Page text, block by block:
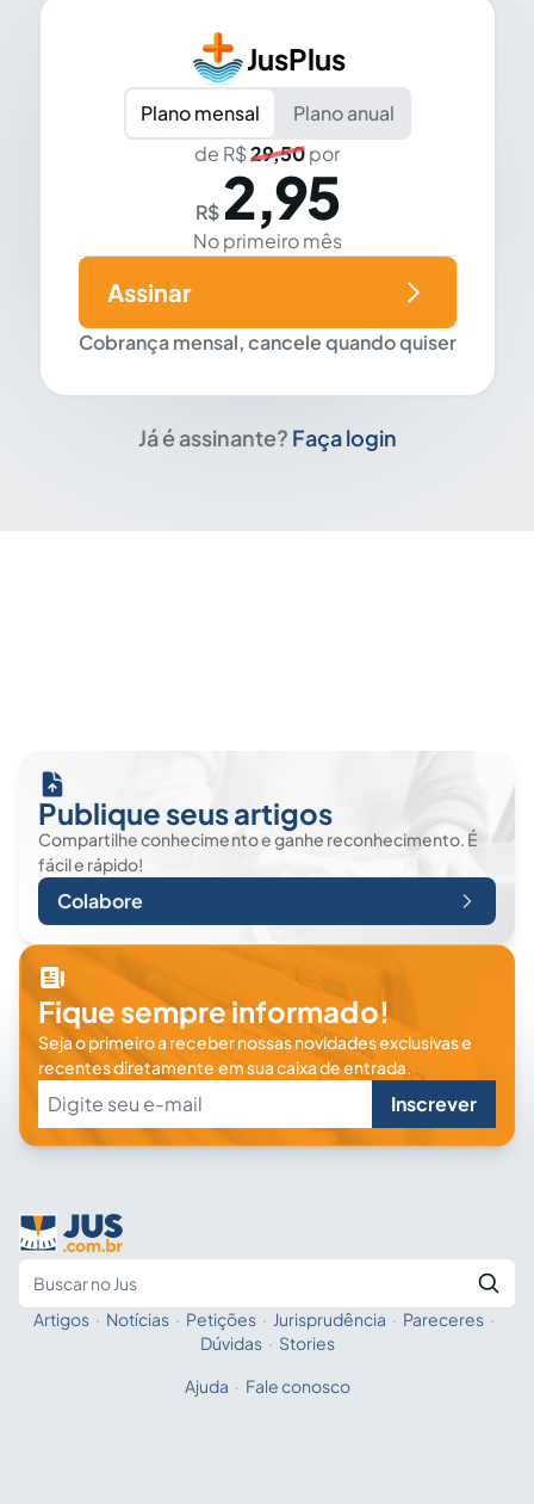
JusPlus
Plano mensal
Plano anual
de R$29,50por
R$ 2,95
No primeiro mês
Cobrança mensal, cancele quando quiser
Assinar
Já é assinante? Faça login
Publique seus artigos
Compartilhe conhecimento e ganhe reconhecimento. É
fácil e rápido!
Colabore
Fique sempre informado!
Seja o primeiro a receber nossas novidades exclusivas e
recentes diretamente em sua caixa de entrada.
Inscrever
Fale com a IA
Artigos · Notícias · Petições · Jurisprudência · Pareceres ·
Dúvidas · Stories
Ajuda · Fale conosco